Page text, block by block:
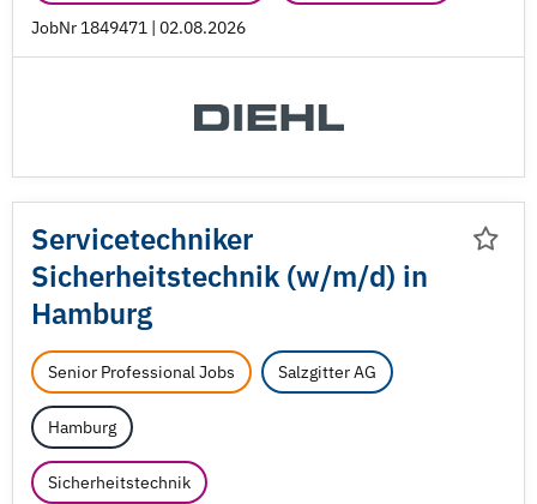
JobNr 1849471 | 02.08.2026
Servicetechniker
Sicherheitstechnik (w/m/d) in
Hamburg
Senior Professional Jobs Salzgitter AG
Hamburg
Sicherheitstechnik